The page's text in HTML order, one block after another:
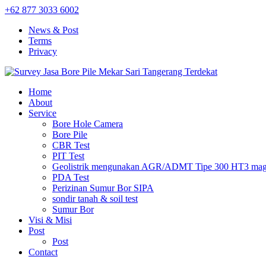
+62 877 3033 6002
News & Post
Terms
Privacy
Home
About
Service
Bore Hole Camera
Bore Pile
CBR Test
PIT Test
Geolistrik mengunakan AGR/ADMT Tipe 300 HT3
PDA Test
Perizinan Sumur Bor SIPA
sondir tanah & soil test
Sumur Bor
Visi & Misi
Post
Post
Contact